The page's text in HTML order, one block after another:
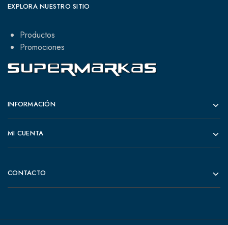
EXPLORA NUESTRO SITIO
Productos
Promociones
INFORMACIÓN
MI CUENTA
CONTACTO